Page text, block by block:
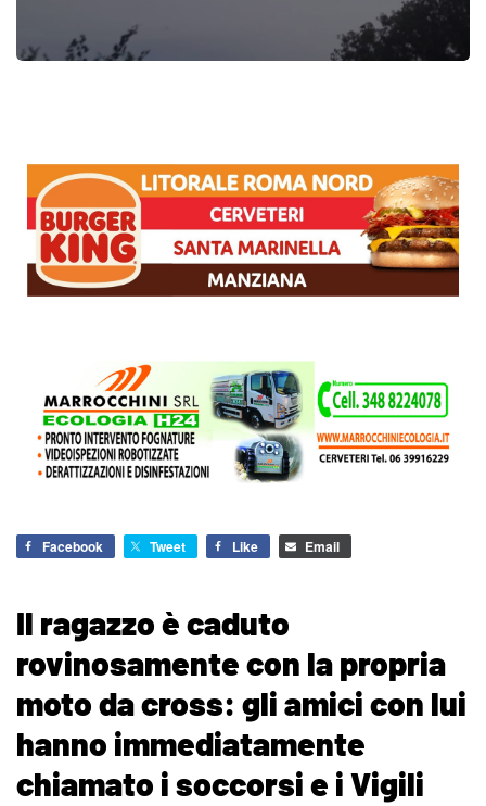
Facebook Tweet Like Email
Il ragazzo è caduto
rovinosamente con la propria
moto da cross: gli amici con lui
hanno immediatamente
chiamato i soccorsi e i Vigili